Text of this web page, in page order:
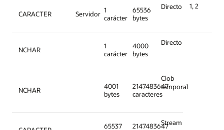
CARACTER Servidor 1
carácter
65536
bytes
Directo 1, 2
NCHAR
1
carácter
4000
bytes
Directo
NCHAR
4001
bytes
2147483647
caracteres
Clob
temporal
65537
2147483647Stream